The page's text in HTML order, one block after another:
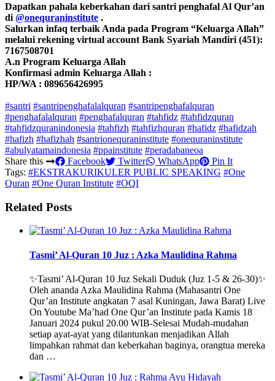
Dapatkan pahala keberkahan dari santri penghafal Al Qur’an
di @onequraninstitute .
Salurkan infaq terbaik Anda pada Program “Keluarga Allah”
melalui rekening virtual account Bank Syariah Mandiri (451):
7167508701
A.n Program Keluarga Allah
Konfirmasi admin Keluarga Allah :
HP/WA : 089656426995
#santri #santripenghafalalquran #santripenghafalquran
#penghafalalquran #penghafalquran #tahfidz #tahfidzquran
#tahfidzquranindonesia #tahfizh #tahfizhquran #hafidz #hafidzah
#hafizh #hafizhah #santrionequraninstitute #onequraninstitute
#abulyatamaindonesia #ppainstitute #peradabaneoa
Share this
Facebook Twitter WhatsApp
Pin It
Tags: #EKSTRAKURIKULER PUBLIC SPEAKING #One
Quran #One Quran Institute #OQI
Related Posts
Tasmi’ Al-Quran 10 Juz : Azka Maulidina Rahma
✨Tasmi’ Al-Quran 10 Juz Sekali Duduk (Juz 1-5 & 26-30)✨
Oleh ananda Azka Maulidina Rahma (Mahasantri One
Qur’an Institute angkatan 7 asal Kuningan, Jawa Barat) Live
On Youtube Ma’had One Qur’an Institute pada Kamis 18
Januari 2024 pukul 20.00 WIB-Selesai Mudah-mudahan
setiap ayat-ayat yang dilantunkan menjadikan Allah
limpahkan rahmat dan keberkahan baginya, orangtua mereka
dan …